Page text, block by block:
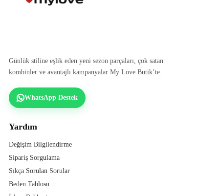
Günlük stiline eşlik eden yeni sezon parçaları, çok satan
kombinler ve avantajlı kampanyalar My Love Butik’te.
WhatsApp Destek
Yardım
Değişim Bilgilendirme
Sipariş Sorgulama
Sıkça Sorulan Sorular
Beden Tablosu